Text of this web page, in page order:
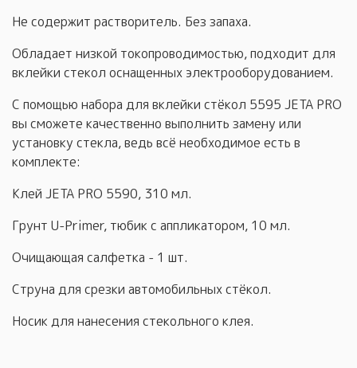
Не содержит растворитель. Без запаха.
Обладает низкой токопроводимостью, подходит для
вклейки стекол оснащенных электрооборудованием.
С помощью набора для вклейки стёкол 5595 JETA PRO
вы сможете качественно выполнить замену или
установку стекла, ведь всё необходимое есть в
комплекте:
Клей JETA PRO 5590, 310 мл.
Грунт U-Primer, тюбик с аппликатором, 10 мл.
Очищающая салфетка - 1 шт.
Струна для срезки автомобильных стёкол.
Носик для нанесения стекольного клея.